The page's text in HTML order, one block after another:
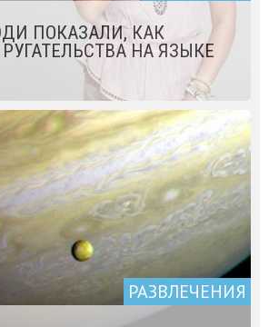
ПОКАЗАЛИ, КАК
НА ЯЗЫКЕ
РАЗВЛЕЧЕНИЯ